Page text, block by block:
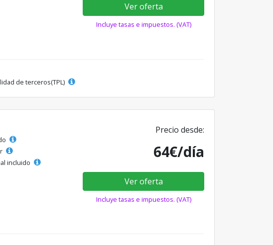
Ver oferta
Incluye tasas e impuestos. (VAT)
de terceros(TPL)
incluido
Precio desde:
64€/día
Ver oferta
Incluye tasas e impuestos. (VAT)